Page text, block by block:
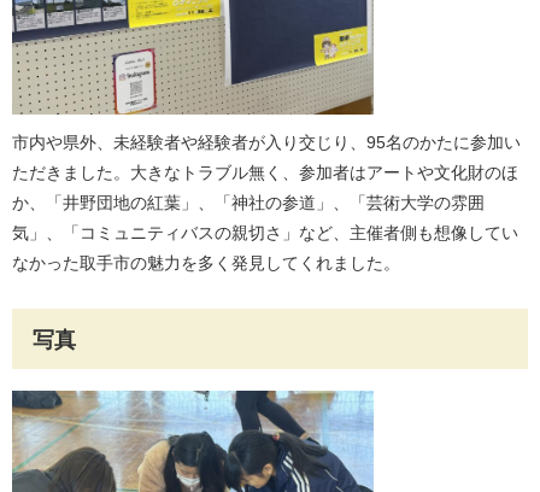
市内や県外、未経験者や経験者が入り交じり、95名のかたに参加い
ただきました。大きなトラブル無く、参加者はアートや文化財のほ
か、「井野団地の紅葉」、「神社の参道」、「芸術大学の雰囲
気」、「コミュニティバスの親切さ」など、主催者側も想像してい
なかった取手市の魅力を多く発見してくれました。
写真